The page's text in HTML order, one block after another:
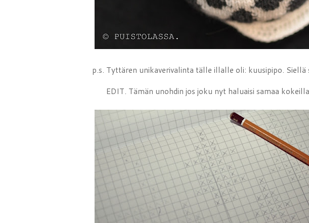
p.s. Tyttären unikaverivalinta tälle illalle oli: kuusipipo.
EDIT. Tämän unohdin jos joku nyt haluaisi samaa